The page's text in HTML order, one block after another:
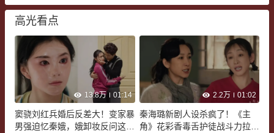
高光看点
13.8万 01:14
窦骁刘红兵婚后反差大！变家暴
男强迫忆秦娥，娥卸妆反问这段
2.2万 01:02
秦海璐新剧人设杀疯了！《主
角》花彩香毒舌护徒战斗力拉